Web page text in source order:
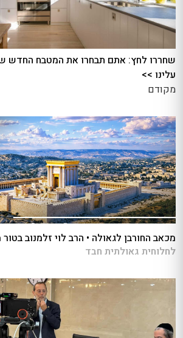
שחררו לחץ: אתם תבחרו את המטבח החדש
עלינו >>
מקודם
מכאב החורבן לגאולה • הרב לוי זלמנוב
לחלוחית גאולתית חבד